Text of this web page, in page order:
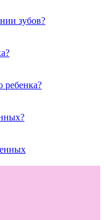
зубов?
ребенка?